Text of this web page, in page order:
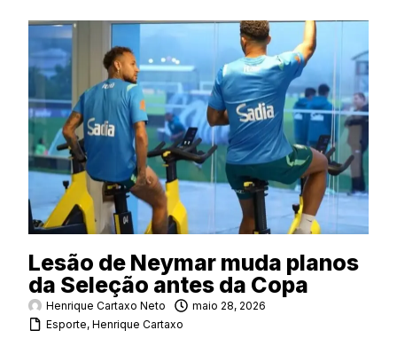
Lesão de Neymar muda planos
da Seleção antes da Copa
Henrique Cartaxo Neto
maio 28, 2026
Esporte,Henrique Cartaxo